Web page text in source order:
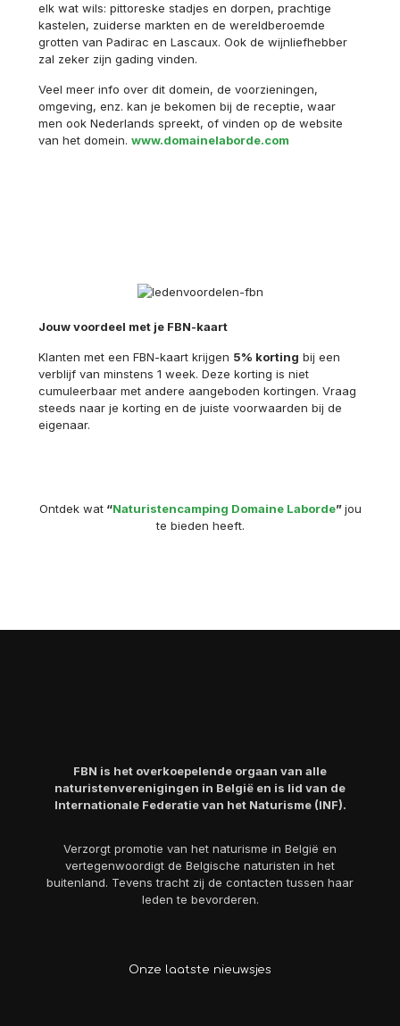
elk wat wils: pittoreske stadjes en dorpen, prachtige
kastelen, zuiderse markten en de wereldberoemde
grotten van Padirac en Lascaux. Ook de wijnliefhebber
zal zeker zijn gading vinden.
Veel meer info over dit domein, de voorzieningen,
omgeving, enz. kan je bekomen bij de receptie, waar
men ook Nederlands spreekt, of vinden op de website
van het domein. www.domainelaborde.com
Jouw voordeel met je FBN-kaart
Klanten met een FBN-kaart krijgen 5% korting bij een
verblijf van minstens 1 week. Deze korting is niet
cumuleerbaar met andere aangeboden kortingen. Vraag
steeds naar je korting en de juiste voorwaarden bij de
eigenaar.
Ontdek wat“Naturistencamping Domaine Laborde”jou
te bieden heeft.
FBN is het overkoepelende orgaan van alle
naturistenverenigingen in België en is lid van de
Internationale Federatie van het Naturisme (INF).
Verzorgt promotie van het naturisme in België en
vertegenwoordigt de Belgische naturisten in het
buitenland. Tevens tracht zij de contacten tussen haar
leden te bevorderen.
Onze laatste nieuwsjes